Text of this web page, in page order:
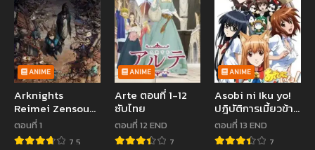
ANIME
Arknights
Reimei Zensou
ซับไทย
ตอนที่ 1
7.5
ANIME
Arte ตอนที่ 1-12
ซับไทย
ตอนที่ 12 END
7
ANIME
Asobi ni Iku yo!
ปฎิบัติการเมี้ยวข้าม
จักรวาล ตอนที่ 1-12
ซับไทย
ตอนที่ 13 END
7